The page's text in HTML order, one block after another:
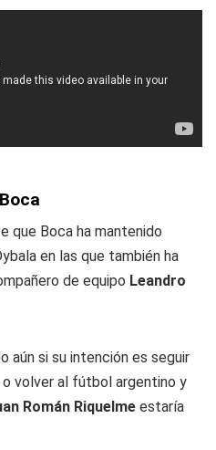
que Boca ha mantenido
en las que también ha
de equipo Leandro
aún si su intención es seguir
volver al fútbol argentino y
Román Riquelme estaría